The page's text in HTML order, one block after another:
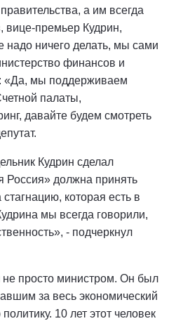
а им всегда
премьер Кудрин,
надо ничего делать, мы сами
финансов и
«Да, мы поддерживаем
палаты,
давайте будем смотреть
Кудрин сделал
Россия» должна принять
которая есть в
мы всегда говорили,
- подчеркнул
просто министром. Он был
за весь экономический
10 лет этот человек